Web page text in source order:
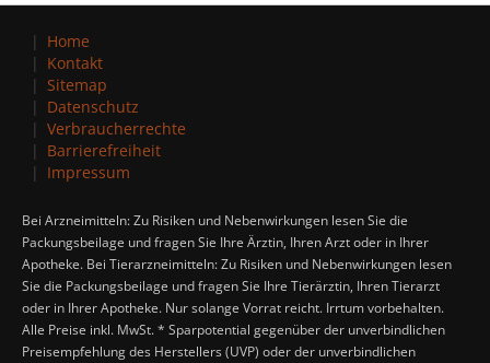
Home
Kontakt
Sitemap
Datenschutz
Verbraucherrechte
Barrierefreiheit
Impressum
Bei Arzneimitteln: Zu Risiken und Nebenwirkungen lesen Sie die
Packungsbeilage und fragen Sie Ihre Ärztin, Ihren Arzt oder in Ihrer
Apotheke. Bei Tierarzneimitteln: Zu Risiken und Nebenwirkungen lesen
Sie die Packungsbeilage und fragen Sie Ihre Tierärztin, Ihren Tierarzt
oder in Ihrer Apotheke. Nur solange Vorrat reicht. Irrtum vorbehalten.
Alle Preise inkl. MwSt. * Sparpotential gegenüber der unverbindlichen
Preisempfehlung des Herstellers (UVP) oder der unverbindlichen